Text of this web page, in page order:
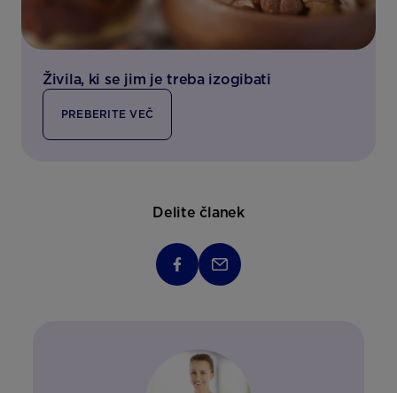
Živila, ki se jim je treba izogibati
PREBERITE VEČ
Delite članek